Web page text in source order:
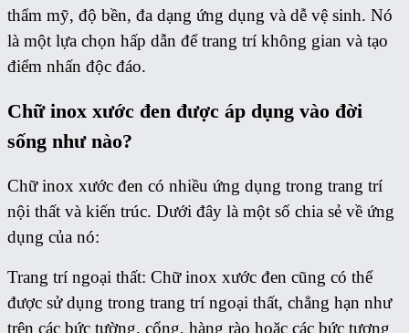
thẩm mỹ, độ bền, đa dạng ứng dụng và dễ vệ sinh. Nó
là một lựa chọn hấp dẫn để trang trí không gian và tạo
điểm nhấn độc đáo.
Chữ inox xước đen được áp dụng vào đời
sống như nào?
Chữ inox xước đen có nhiều ứng dụng trong trang trí
nội thất và kiến trúc. Dưới đây là một số chia sẻ về ứng
dụng của nó:
Trang trí ngoại thất: Chữ inox xước đen cũng có thể
được sử dụng trong trang trí ngoại thất, chẳng hạn như
trên các bức tường, cổng, hàng rào hoặc các bức tượng